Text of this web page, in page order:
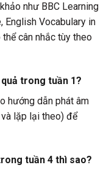
như BBC Learning
English Vocabulary in
cân nhắc tùy theo
trong tuần 1?
hướng dẫn phát âm
và lặp lại theo) để
tuần 4 thì sao?